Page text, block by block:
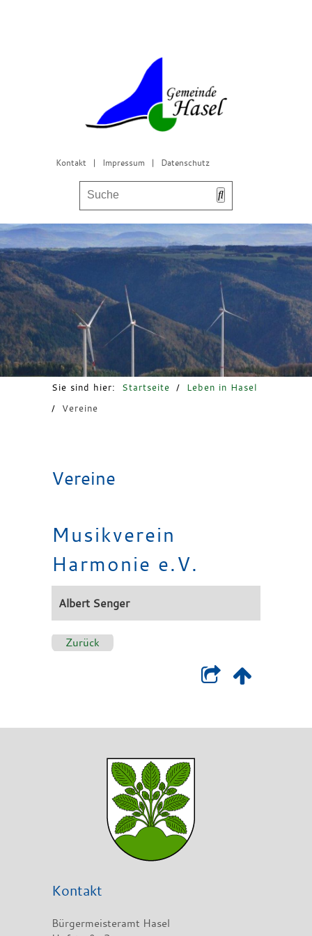
Kontakt | Impressum | Datenschutz
Bürgerservice & Gemeinderat
Leben in Hasel
Freizeit & Tourismus
Sie sind hier: Startseite /
Leben in Hasel
/
Vereine
Vereine
Musikverein
Harmonie e.V.
Albert Senger
Zurück
Kontakt
Bürgermeisteramt Hasel